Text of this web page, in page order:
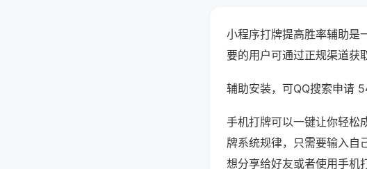
小程序打牌提高胜率辅助是
要的用户可通过正规渠道获
辅助安装，可QQ搜索申请
手机打牌可以一键让你轻松
牌系统规律，只需要输入自
想分享给好友或者使用手机